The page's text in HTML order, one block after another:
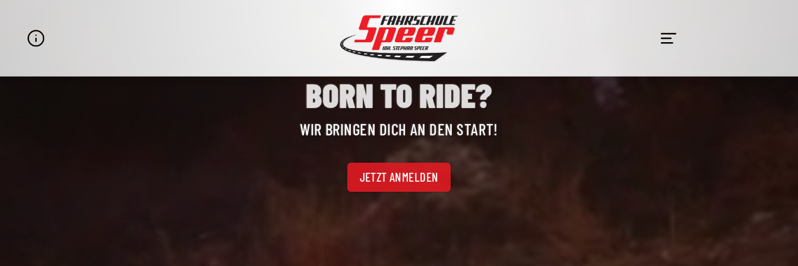
BORN TO RIDE?
WIR BRINGEN DICH AN DEN START!
JETZT ANMELDEN
Navigation
überspringen